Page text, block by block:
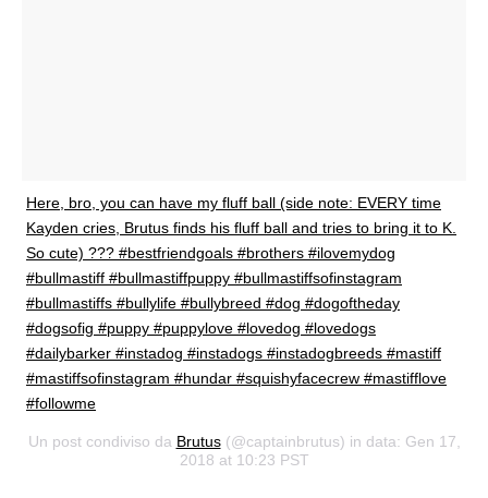
Here, bro, you can have my fluff ball (side note: EVERY time
Kayden cries, Brutus finds his fluff ball and tries to bring it to K.
So cute) ??? #bestfriendgoals #brothers #ilovemydog
#bullmastiff #bullmastiffpuppy #bullmastiffsofinstagram
#bullmastiffs #bullylife #bullybreed #dog #dogoftheday
#dogsofig #puppy #puppylove #lovedog #lovedogs
#dailybarker #instadog #instadogs #instadogbreeds #mastiff
#mastiffsofinstagram #hundar #squishyfacecrew #mastifflove
#followme
Un post condiviso da Brutus(@captainbrutus) in data: Gen 17,
2018 at 10:23 PST